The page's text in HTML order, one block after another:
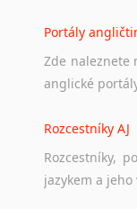
Portály
Zde naleznete
anglické
Rozcestníky AJ
Rozcestníky,
jazykem a jeho